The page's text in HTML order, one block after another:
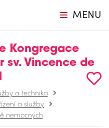
MENU
Kongregace
sv. Vincence de
a technika
a služby
nemocných